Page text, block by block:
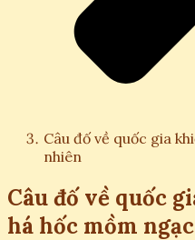
Câu đố về quốc gia
nhiên
Câu đố về quốc
há hốc mồm